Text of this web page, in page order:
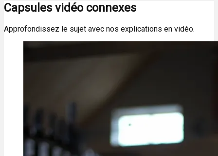
Capsules vidéo connexes
Approfondissez le sujet avec nos explications en vidéo.